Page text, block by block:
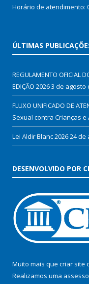
Horário de atendimento:
ÚLTIMAS
REGULAMENTO OFICIAL
EDIÇÃO 20263 de agosto
FLUXO UNIFICADO DE
Sexual contra Crianças
Lei Aldir Blanc 202624 de
DESENVOLVIDO POR
Muito mais que criar site
Realizamos uma